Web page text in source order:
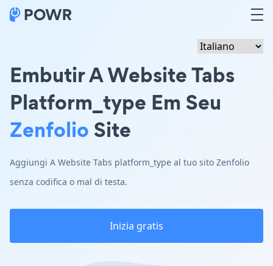
Embutir A Website Tabs
Platform_type Em Seu
ZenfolioSite
Aggiungi A Website Tabs platform_type al tuo sito Zenfolio
senza codifica o mal di testa.
Inizia gratis